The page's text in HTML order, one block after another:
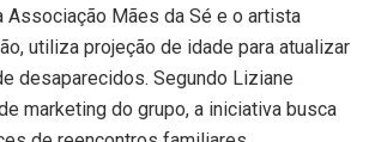
Associação Mães da Sé e o artista
utiliza projeção de idade para atualizar
desaparecidos. Segundo Liziane
marketing do grupo, a iniciativa busca